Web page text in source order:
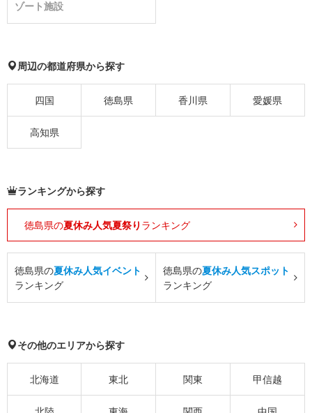
ゾート施設
周辺の都道府県から探す
四国 徳島県 香川県 愛媛県
高知県
ランキングから探す
徳島県の夏休み人気夏祭り ランキング
徳島県の夏休み人気イベント
ランキング
徳島県の夏休み人気スポット
ランキング
その他のエリアから探す
北海道 東北 関東 甲信越